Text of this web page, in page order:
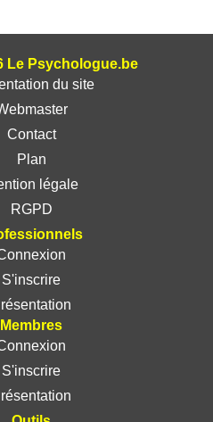
Le Psychologue.be
du site
Contact
Plan
légale
RGPD
S'inscrire
Membres
S'inscrire